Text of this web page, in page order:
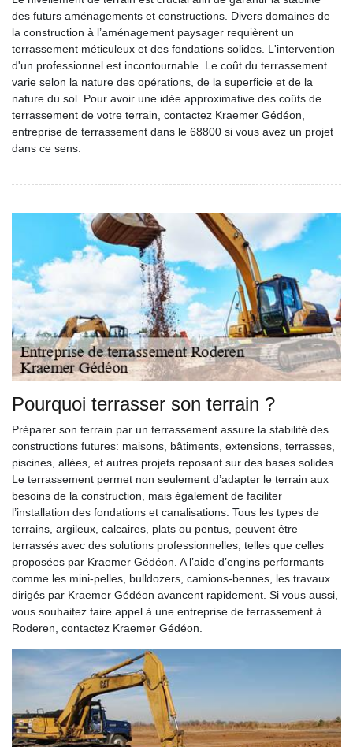
des futurs aménagements et constructions. Divers domaines de
la construction à l’aménagement paysager requièrent un
terrassement méticuleux et des fondations solides. L'intervention
d'un professionnel est incontournable. Le coût du terrassement
varie selon la nature des opérations, de la superficie et de la
nature du sol. Pour avoir une idée approximative des coûts de
terrassement de votre terrain, contactez Kraemer Gédéon,
entreprise de terrassement dans le 68800 si vous avez un projet
dans ce sens.
Pourquoi terrasser son terrain ?
Préparer son terrain par un terrassement assure la stabilité des
constructions futures: maisons, bâtiments, extensions, terrasses,
piscines, allées, et autres projets reposant sur des bases solides.
Le terrassement permet non seulement d’adapter le terrain aux
besoins de la construction, mais également de faciliter
l’installation des fondations et canalisations. Tous les types de
terrains, argileux, calcaires, plats ou pentus, peuvent être
terrassés avec des solutions professionnelles, telles que celles
proposées par Kraemer Gédéon. A l’aide d’engins performants
comme les mini-pelles, bulldozers, camions-bennes, les travaux
dirigés par Kraemer Gédéon avancent rapidement. Si vous aussi,
vous souhaitez faire appel à une entreprise de terrassement à
Roderen, contactez Kraemer Gédéon.